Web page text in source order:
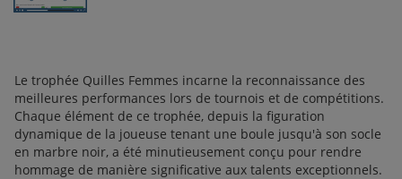
Le trophée Quilles Femmes incarne la reconnaissance des
meilleures performances lors de tournois et de compétitions.
Chaque élément de ce trophée, depuis la figuration
dynamique de la joueuse tenant une boule jusqu'à son socle
en marbre noir, a été minutieusement conçu pour rendre
hommage de manière significative aux talents exceptionnels.